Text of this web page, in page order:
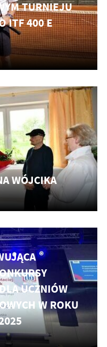
TURNIEJU
ITF 400 E
WÓJCIKA
UCZNIÓW
W ROKU